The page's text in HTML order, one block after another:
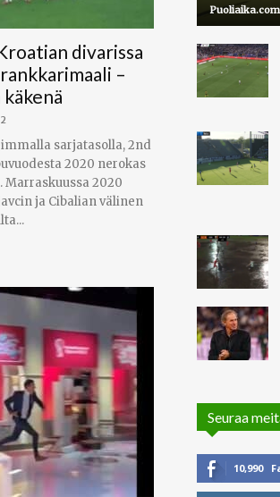
divarissa
–
sarjatasolla, 2nd
2020 nerokas
2020
ja Cibalian välinen
Puoliaika.com
Seuraa
10,990